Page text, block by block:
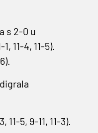
s 2-0 u
11-4, 11-5).
5, 9-11, 11-3).